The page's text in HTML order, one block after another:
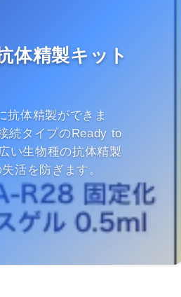
体精製キット
抗体精製ができま
続タイプのReady to
い生物種の抗体精製
活を防ぎます。